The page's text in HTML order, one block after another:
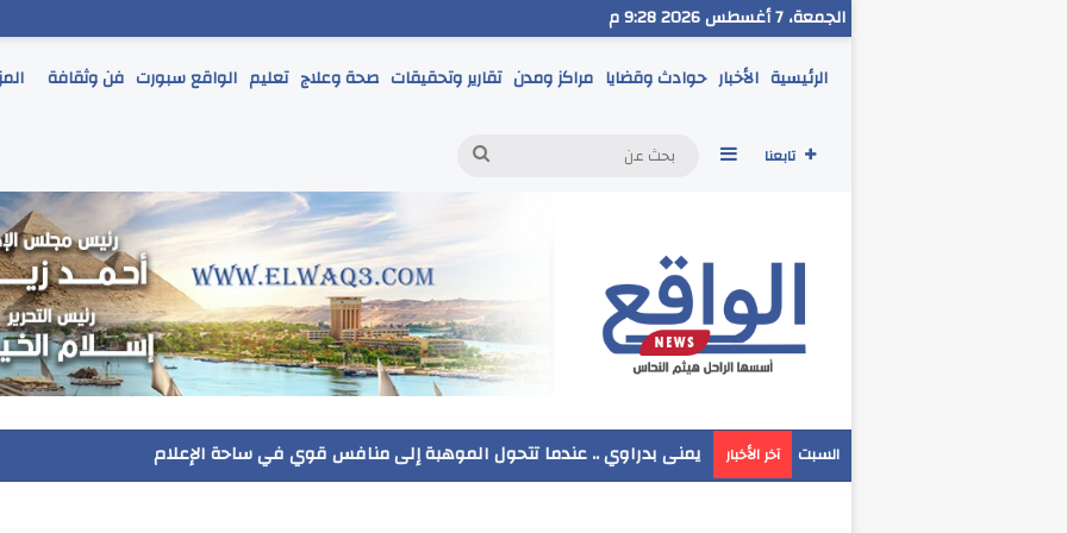
الجمعة، 7 أغسطس 2026 9:28 م
الرئيسية الأخبار حوادث وقضايا مراكز ومدن تقارير وتحقيقات صحة وعلاج تعليم الواقع سبورت فن وثقافة
تابعنا إضافة عمود جانبي
بحث
السبت آخر الأخبار مدير تعليم البحر الاحمر يتابع انطلاق امتحانات الشهادة الإعدادية ويؤكد: الانضباط